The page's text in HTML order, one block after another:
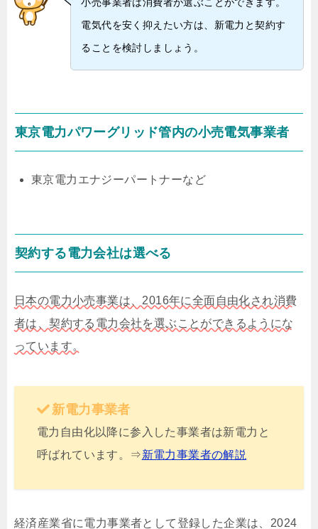
小売事業者は消費者が選ぶことができます。
電気代を安く抑えたい方は、新電力と契約す
ることを検討しましょう。
東京電力パワーグリッド管内の小売電気事業者
東京電力エナジーパートナーなど
契約する電力会社は選べる
日本の電力小売事業は、2016年に全面自由化され消費
者は、契約する電力会社を選ぶことができるようにな
っています。
新電力事業者
電力自由化以降に参入した事業者は新電力と
呼ばれています。⇒新電力事業者の解説
経済産業省に電力事業者として登録した企業は、2024